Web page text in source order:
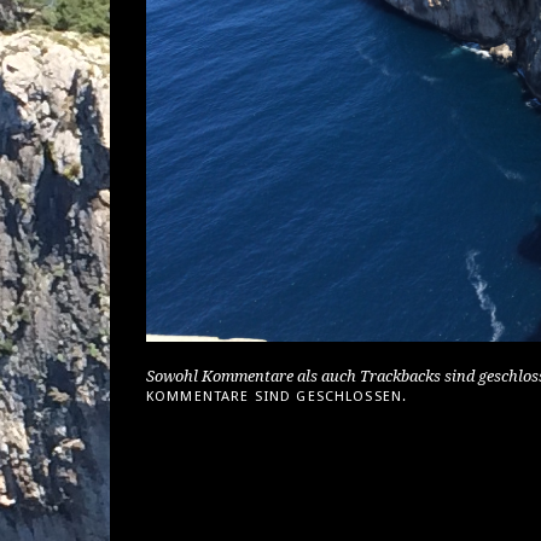
Sowohl Kommentare als auch Trackbacks sind
KOMMENTARE SIND GESCHLOSSEN.